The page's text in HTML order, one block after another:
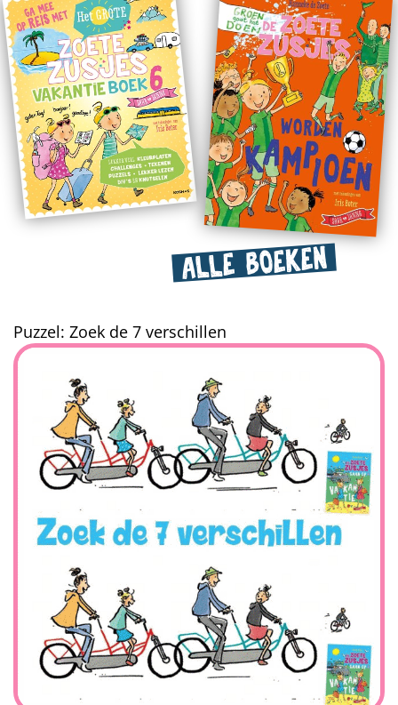
ALLE BOEKEN
Puzzel: Zoek de 7 verschillen